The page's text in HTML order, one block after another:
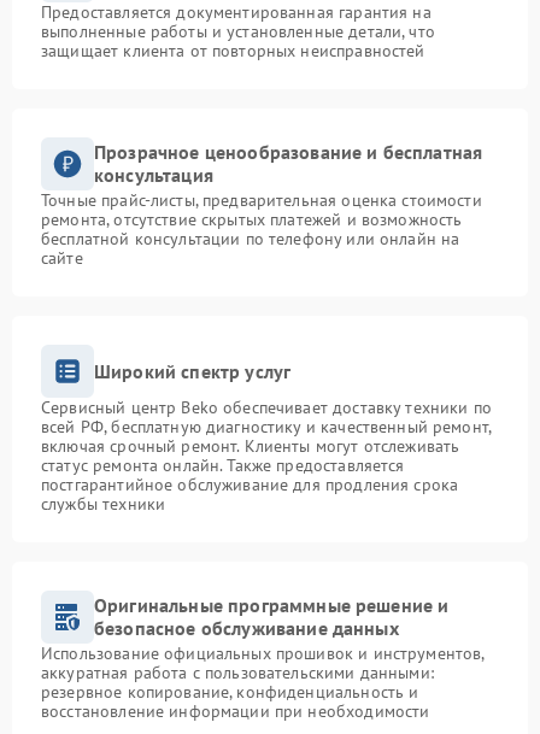
Предоставляется документированная гарантия на
выполненные работы и установленные детали, что
защищает клиента от повторных неисправностей
Прозрачное ценообразование и бесплатная
консультация
Точные прайс-листы, предварительная оценка стоимости
ремонта, отсутствие скрытых платежей и возможность
бесплатной консультации по телефону или онлайн на
сайте
Широкий спектр услуг
Сервисный центр Beko обеспечивает доставку техники по
всей РФ, бесплатную диагностику и качественный ремонт,
включая срочный ремонт. Клиенты могут отслеживать
статус ремонта онлайн. Также предоставляется
постгарантийное обслуживание для продления срока
службы техники
Оригинальные программные решение и
безопасное обслуживание данных
Использование официальных прошивок и инструментов,
аккуратная работа с пользовательскими данными:
резервное копирование, конфиденциальность и
восстановление информации при необходимости